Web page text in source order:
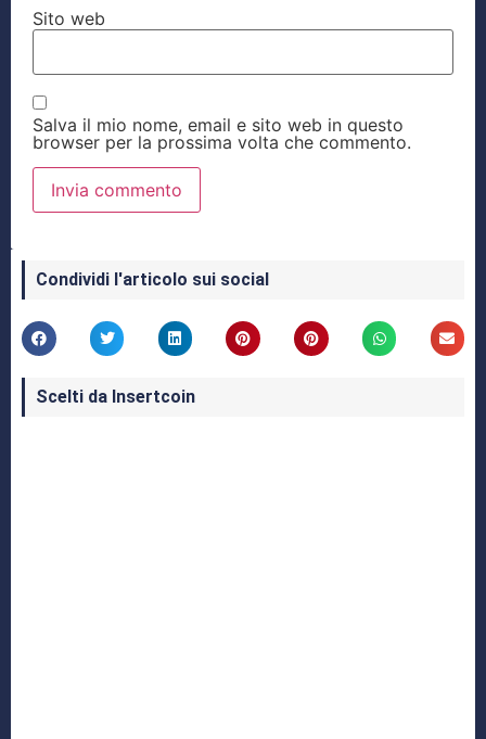
Sito web
Salva il mio nome, email e sito web in questo
browser per la prossima volta che commento.
Condividi l'articolo sui social
Scelti da Insertcoin